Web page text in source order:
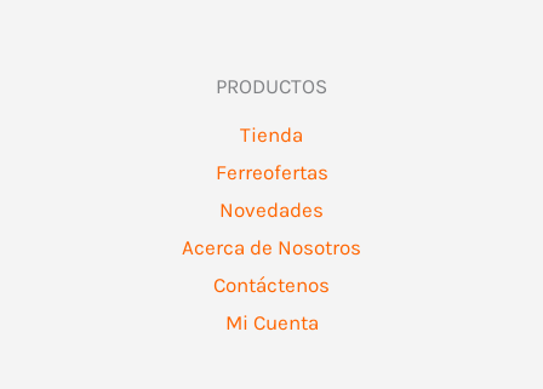
PRODUCTOS
Tienda
Ferreofertas
Novedades
Acerca de Nosotros
Contáctenos
Mi Cuenta